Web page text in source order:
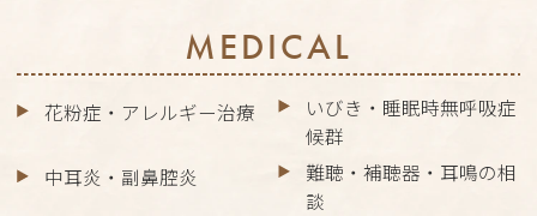
MEDICAL
花粉症・アレルギー治療
いびき・睡眠時無呼吸症
候群
中耳炎・副鼻腔炎
難聴・補聴器・耳鳴の相
談